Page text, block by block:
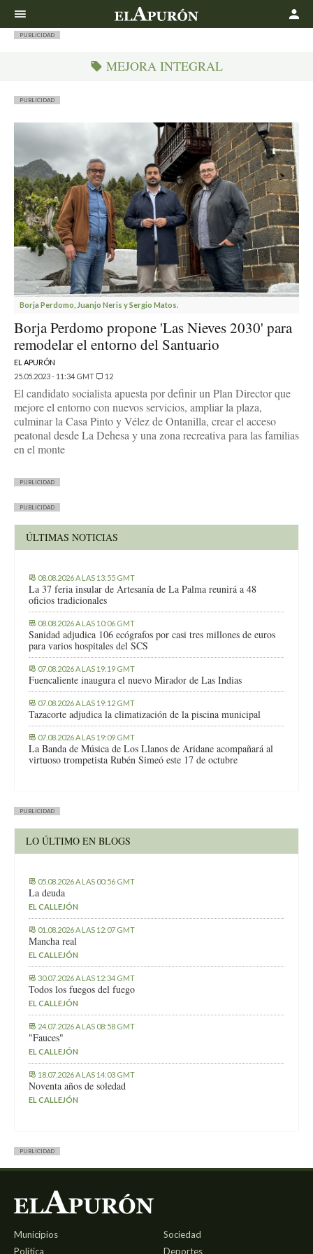
PUBLICIDAD
MEJORA INTEGRAL
PUBLICIDAD
Borja Perdomo, Juanjo Neris y Sergio Matos.
Borja Perdomo propone 'Las Nieves 2030' para
remodelar el entorno del Santuario
EL APURÓN
25.05.2023 - 11:34 GMT
12
El candidato socialista apuesta por definir un Plan Director que
mejore el entorno con nuevos servicios, ampliar la plaza,
culminar la Casa Pinto y Vélez de Ontanilla, crear el acceso
peatonal desde La Dehesa y una zona recreativa para las familias
en el monte
PUBLICIDAD
PUBLICIDAD
ÚLTIMAS NOTICIAS
08.08.2026 A LAS 13:55 GMT
La 37 feria insular de Artesanía de La Palma reunirá a 48
oficios tradicionales
08.08.2026 A LAS 10:06 GMT
Sanidad adjudica 106 ecógrafos por casi tres millones de euros
para varios hospitales del SCS
07.08.2026 A LAS 19:19 GMT
Fuencaliente inaugura el nuevo Mirador de Las Indias
07.08.2026 A LAS 19:12 GMT
Tazacorte adjudica la climatización de la piscina municipal
07.08.2026 A LAS 19:09 GMT
La Banda de Música de Los Llanos de Aridane acompañará al
virtuoso trompetista Rubén Simeó este 17 de octubre
PUBLICIDAD
LO ÚLTIMO EN BLOGS
05.08.2026 A LAS 00:56 GMT
La deuda
EL CALLEJÓN
01.08.2026 A LAS 12:07 GMT
Mancha real
EL CALLEJÓN
30.07.2026 A LAS 12:34 GMT
Todos los fuegos del fuego
EL CALLEJÓN
24.07.2026 A LAS 08:58 GMT
"Fauces"
EL CALLEJÓN
18.07.2026 A LAS 14:03 GMT
Noventa años de soledad
EL CALLEJÓN
PUBLICIDAD
Municipios
Política
Sociedad
Deportes